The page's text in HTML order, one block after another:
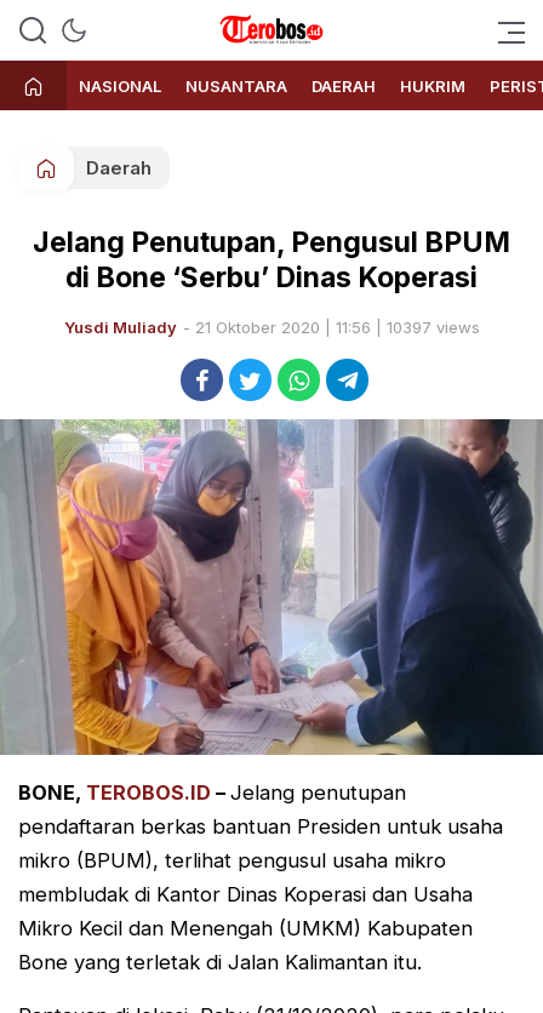
Terobos.id – Kabar terkini dari
Indonesia
Media siber yang menyajikan
berita terbaru dan kabar terkini
dari Indonesia untuk dunia
NASIONAL NUSANTARA DAERAH HUKRIM
Daerah
Jelang Penutupan, Pengusul BPUM
di Bone ‘Serbu’ Dinas Koperasi
Yusdi Muliady - 21 Oktober 2020 | 11:56 | 10397 views
BONE, TEROBOS.ID – Jelang penutupan
pendaftaran berkas bantuan Presiden untuk usaha
mikro (BPUM), terlihat pengusul usaha mikro
membludak di Kantor Dinas Koperasi dan Usaha
Mikro Kecil dan Menengah (UMKM) Kabupaten
Bone yang terletak di Jalan Kalimantan itu.